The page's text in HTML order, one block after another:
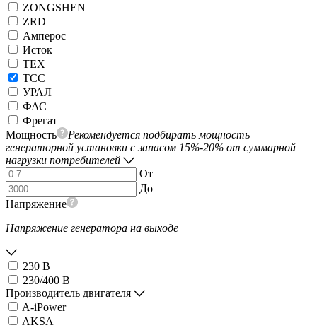
ZONGSHEN
ZRD
Амперос
Исток
ТЕХ
ТСС
УРАЛ
ФАС
Фрегат
Мощность
Рекомендуется подбирать мощность
генераторной установки с запасом 15%-20% от суммарной
нагрузки потребителей
От
До
Напряжение
Напряжение генератора на выходе
230 В
230/400 В
Производитель двигателя
A-iPower
AKSA